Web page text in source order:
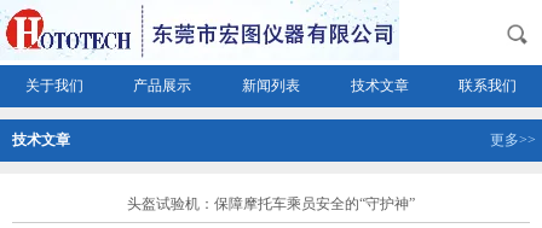
关于我们 产品展示 新闻列表 技术文章 联系我们
技术文章 更多>>
头盔试验机：保障摩托车乘员安全的“守护神”